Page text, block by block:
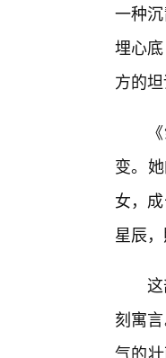
一种
埋心
方的坦
变。
女，
星辰
刻寓
气的